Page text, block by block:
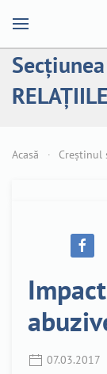
Secțiunea
Acasă Creștinul
07.03.2017